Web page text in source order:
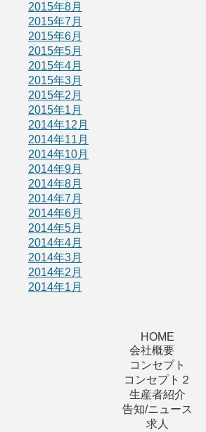
2015年8月
2015年7月
2015年6月
2015年5月
2015年4月
2015年3月
2015年2月
2015年1月
2014年12月
2014年11月
2014年10月
2014年9月
2014年8月
2014年7月
2014年6月
2014年5月
2014年4月
2014年3月
2014年2月
2014年1月
HOME
会社概要
コンセプト
コンセプト２
生産者紹介
告知/ニュース
求人